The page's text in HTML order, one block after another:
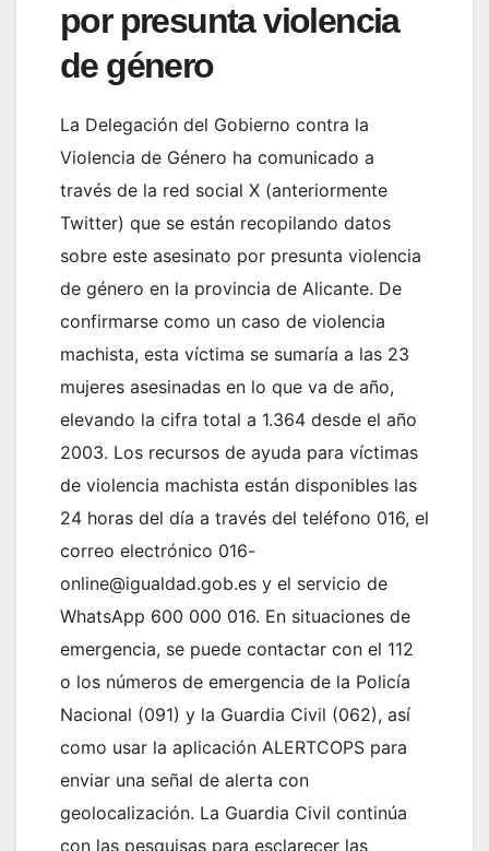
por presunta violencia
de género
La Delegación del Gobierno contra la
Violencia de Género ha comunicado a
través de la red social X (anteriormente
Twitter) que se están recopilando datos
sobre este asesinato por presunta violencia
de género en la provincia de Alicante. De
confirmarse como un caso de violencia
machista, esta víctima se sumaría a las 23
mujeres asesinadas en lo que va de año,
elevando la cifra total a 1.364 desde el año
2003. Los recursos de ayuda para víctimas
de violencia machista están disponibles las
24 horas del día a través del teléfono 016, el
correo electrónico 016-
online@igualdad.gob.es y el servicio de
WhatsApp 600 000 016. En situaciones de
emergencia, se puede contactar con el 112
o los números de emergencia de la Policía
Nacional (091) y la Guardia Civil (062), así
como usar la aplicación ALERTCOPS para
enviar una señal de alerta con
geolocalización. La Guardia Civil continúa
con las pesquisas para esclarecer las